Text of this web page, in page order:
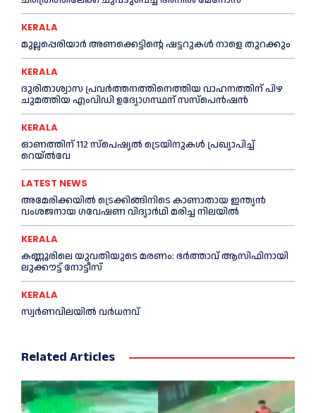
KERALA
മുല്ലപ്പെരിയാര്‍ അണക്കെട്ടിന്റെ ഷട്ടറുകള്‍ നാളെ തുറക്കും
KERALA
ദുരിതാശ്വാസ പ്രവര്‍ത്തനത്തിനെത്തിയ വാഹനത്തിന് പിഴ
ചുമത്തിയ എംവിഡി ഉദ്യോഗസ്ഥന് സസ്പെൻഷൻ
KERALA
ഓണത്തിന് 112 സ്പെഷ്യല്‍ ട്രെയിനുകള്‍ പ്രഖ്യാപിച്ച്‌
റെയ്ല്‍വേ
LATEST NEWS
അമേരിക്കയില്‍ ട്രെക്കിങ്ങിനിടെ കാണാതായ ഇന്ത്യൻ
വംശജനായ ഗവേഷണ വിദ്യാര്‍ഥി മരിച്ച നിലയില്‍
KERALA
കണ്ണൂരിലെ യുവതിയുടെ മരണം: ഭര്‍ത്താവ് ആസിഫിനായി
ലുക്കൗട്ട് നോട്ടീസ്
KERALA
സ്വർണവിലയിൽ വർധനവ്
Related Articles